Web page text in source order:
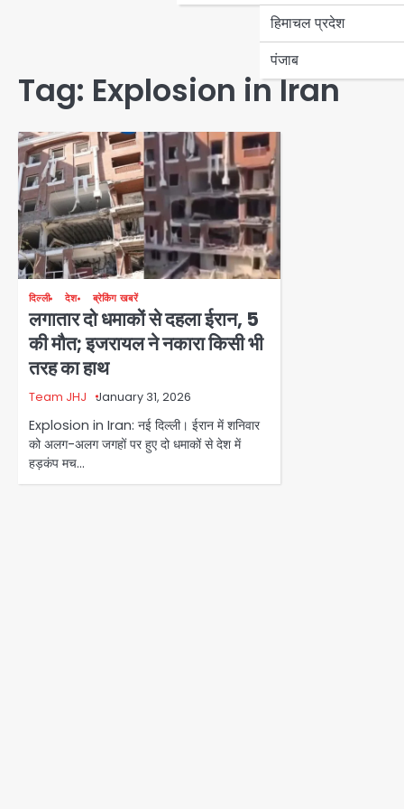
हिमाचल प्रदेश
पंजाब
Tag: Explosion in Iran
दिल्ली देश ब्रेकिंग खबरें
लगातार दो धमाकों से दहला ईरान, 5
की मौत; इजरायल ने नकारा किसी भी
तरह का हाथ
Team JHJ January 31, 2026
Explosion in Iran: नई दिल्ली। ईरान में शनिवार
को अलग-अलग जगहों पर हुए दो धमाकों से देश में
हड़कंप मच…